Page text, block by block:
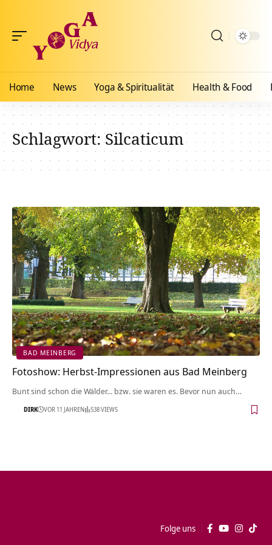
Home News Yoga & Spiritualität Health & Food
Schlagwort:Silcaticum
BAD MEINBERG
Fotoshow: Herbst-Impressionen aus Bad Meinberg
Bunt sind schon die Wälder... bzw. sie waren es. Bevor nun auch…
DIRK VOR 11 JAHREN 538 VIEWS
Folge uns